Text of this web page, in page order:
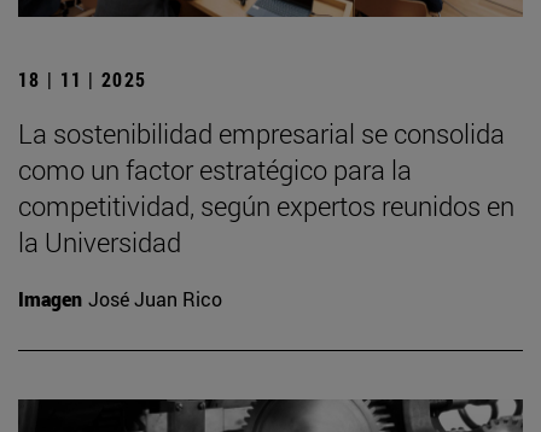
18 | 11 | 2025
La sostenibilidad empresarial se consolida
como un factor estratégico para la
competitividad, según expertos reunidos en
la Universidad
Imagen José Juan Rico